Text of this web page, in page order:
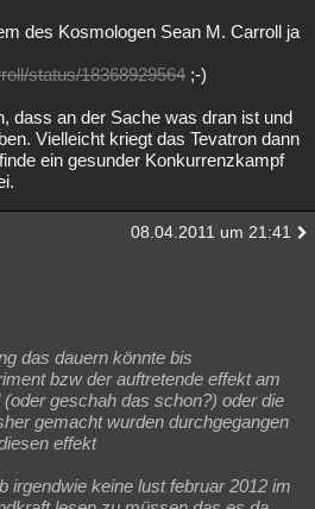
des Kosmologen Sean M. Carroll ja
status/18368929564 ;-)
dass an der Sache was dran ist und
Vielleicht kriegt das Tevatron dann
ein gesunder Konkurrenzkampf
08.04.2011 um 21:41
das dauern könnte bis
bzw der auftretende effekt am
geschah das schon?) oder die
gemacht wurden durchgegangen
effekt
irgendwie keine lust februar 2012 im